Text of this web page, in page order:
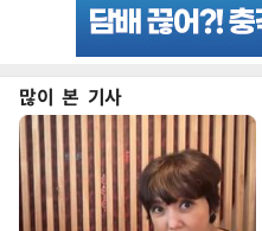
많이 본 기사